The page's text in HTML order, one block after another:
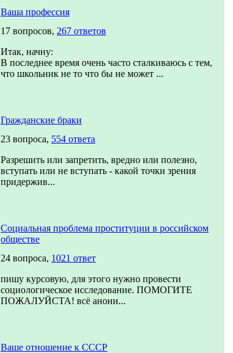
Ваша профессия
17 вопросов, 267 ответов
Итак, начну:
В последнее время очень часто сталкиваюсь с тем,
что школьник не то что бы не может ...
Гражданские браки
23 вопроса, 554 ответа
Разрешить или запретить, вредно или полезно,
вступать или не вступать - какой точки зрения
придержив...
Социальная проблема проституции в российском
обществе
24 вопроса, 1021 ответ
пишу курсовую, для этого нужно провести
социологическое исследование. ПОМОГИТЕ
ПОЖАЛУЙСТА! всё анони...
Ваше отношение к СССР